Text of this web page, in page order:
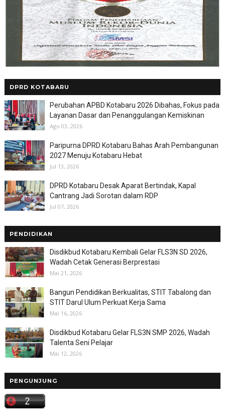
DPRD KOTABARU
Perubahan APBD Kotabaru 2026 Dibahas, Fokus pada
Layanan Dasar dan Penanggulangan Kemiskinan
Ago 03, 2026
Paripurna DPRD Kotabaru Bahas Arah Pembangunan
2027 Menuju Kotabaru Hebat
Jul 13, 2026
DPRD Kotabaru Desak Aparat Bertindak, Kapal
Cantrang Jadi Sorotan dalam RDP
Jul 07, 2026
PENDIDIKAN
Disdikbud Kotabaru Kembali Gelar FLS3N SD 2026,
Wadah Cetak Generasi Berprestasi
Mai 21, 2026
Bangun Pendidikan Berkualitas, STIT Tabalong dan
STIT Darul Ulum Perkuat Kerja Sama
Mai 16, 2026
Disdikbud Kotabaru Gelar FLS3N SMP 2026, Wadah
Talenta Seni Pelajar
Mai 12, 2026
PENGUNJUNG